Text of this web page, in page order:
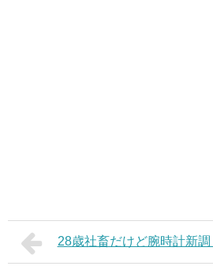
28歳社畜だけど腕時計新調